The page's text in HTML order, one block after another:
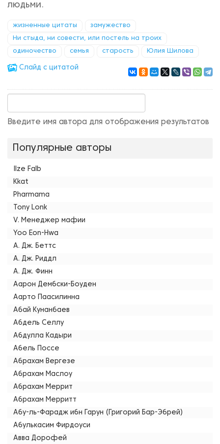
людьми.
жизненные цитаты замужество
Ни стыда, ни совести, или постель на троих
одиночество семья старость Юлия Шилова
Cлайд с цитатой
Введите имя автора для отображения результатов
Популярные авторы
Ilze Falb
Kkat
Pharmama
Tony Lonk
V. Менеджер мафии
Yoo Eon-Hwa
А. Дж. Беттс
А. Дж. Риддл
А. Дж. Финн
Аарон Дембски-Боуден
Аарто Паасилинна
Абай Кунанбаев
Абдель Селлу
Абдулла Кадыри
Абель Поссе
Абрахам Вергезе
Абрахам Маслоу
Абрахам Меррит
Абрахам Мерритт
Абу-ль-Фарадж ибн Гарун (Григорий Бар-Эбрей)
Абулькасим Фирдоуси
Авва Дорофей